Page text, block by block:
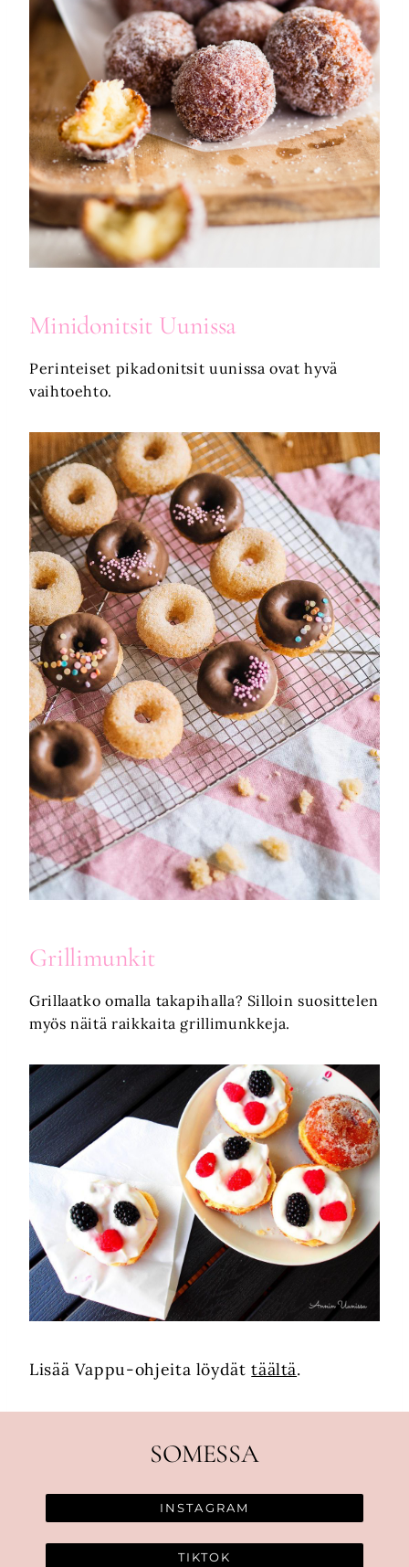
Minidonitsit Uunissa
Perinteiset pikadonitsit uunissa ovat hyvä
vaihtoehto.
Grillimunkit
Grillaatko omalla takapihalla? Silloin suosittelen
myös näitä raikkaita grillimunkkeja.
Lisää Vappu-ohjeita löydättäältä.
SOMESSA
INSTAGRAM
TIKTOK